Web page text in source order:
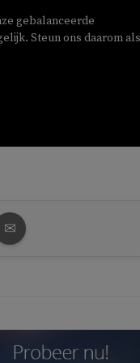
gebalanceerde
Steun ons daarom
✉